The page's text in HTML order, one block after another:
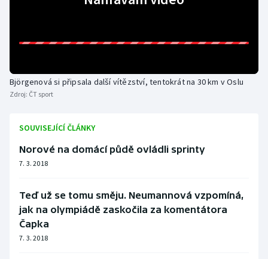
Vodní slalom
Volejbal
Ostatní
Björgenová si připsala další vítězství, tentokrát na 30 km v Oslu
Zdroj: ČT sport
SOUVISEJÍCÍ ČLÁNKY
Norové na domácí půdě ovládli sprinty
7. 3. 2018
Teď už se tomu směju. Neumannová vzpomíná,
jak na olympiádě zaskočila za komentátora
Čapka
7. 3. 2018